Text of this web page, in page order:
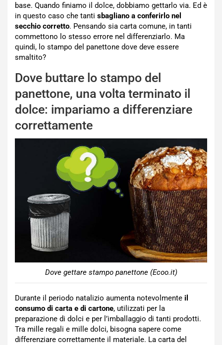
base. Quando finiamo il dolce, dobbiamo gettarlo via. Ed è
in questo caso che tanti sbagliano a conferirlo nel
secchio corretto. Pensando sia carta comune, in tanti
commettono lo stesso errore nel differenziarlo. Ma
quindi, lo stampo del panettone dove deve essere
smaltito?
Dove buttare lo stampo del
panettone, una volta terminato il
dolce: impariamo a differenziare
correttamente
Dove gettare stampo panettone (Ecoo.it)
Durante il periodo natalizio aumenta notevolmente il
consumo di carta e di cartone, utilizzati per la
preparazione di dolci e per l’imballaggio di tanti prodotti.
Tra mille regali e mille dolci, bisogna sapere come
differenziare correttamente il materiale. La carta del